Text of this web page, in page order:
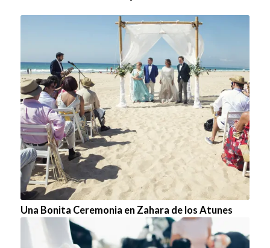
Una Bonita Ceremonia en Zahara de los Atunes